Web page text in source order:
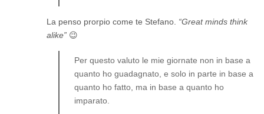
La penso prorpio come te Stefano. “Great minds think
alike” 😉
Per questo valuto le mie giornate non in base a
quanto ho guadagnato, e solo in parte in base a
quanto ho fatto, ma in base a quanto ho
imparato.